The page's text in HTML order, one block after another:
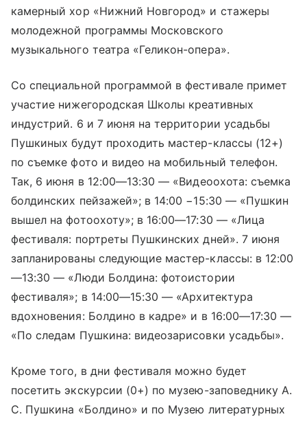
камерный хор «Нижний Новгород» и стажеры
молодежной программы Московского
музыкального театра «Геликон-опера».
Со специальной программой в фестивале примет
участие нижегородская Школы креативных
индустрий. 6 и 7 июня на территории усадьбы
Пушкиных будут проходить мастер-классы (12+)
по съемке фото и видео на мобильный телефон.
Так, 6 июня в 12:00—13:30 — «Видеоохота: съемка
болдинских пейзажей»; в 14:00 −15:30 — «Пушкин
вышел на фотоохоту»; в 16:00—17:30 — «Лица
фестиваля: портреты Пушкинских дней». 7 июня
запланированы следующие мастер-классы: в 12:00
—13:30 — «Люди Болдина: фотоистории
фестиваля»; в 14:00—15:30 — «Архитектура
вдохновения: Болдино в кадре» и в 16:00—17:30 —
«По следам Пушкина: видеозарисовки усадьбы».
Кроме того, в дни фестиваля можно будет
посетить экскурсии (0+) по музею-заповеднику А.
С. Пушкина «Болдино» и по Музею литературных